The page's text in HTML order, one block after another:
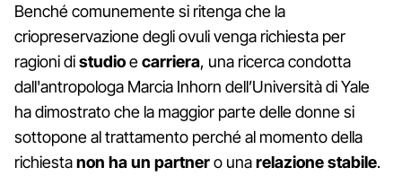
Benché comunemente si ritenga che la
criopreservazione degli ovuli venga richiesta per
ragioni distudioecarriera, una ricerca condotta
dall'antropologa Marcia Inhorn dell’Università di Yale
ha dimostrato che la maggior parte delle donne si
sottopone al trattamento perché al momento della
richiestanon ha un partnero unarelazione stabile.